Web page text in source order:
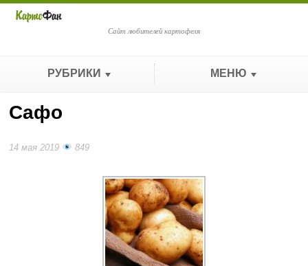
Сайт любителей картофеля
РУБРИКИ МЕНЮ
Сафо
14 мая 2019 849